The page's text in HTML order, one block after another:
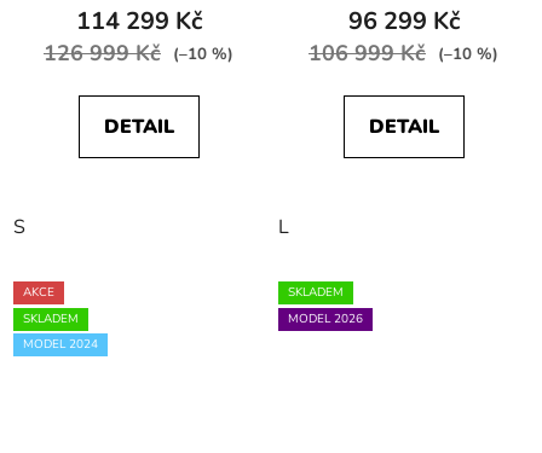
114 299 Kč
126 999 Kč (–10 %)
DETAIL
S
96 299 Kč
106 999 Kč (–10 %)
DETAIL
L
AKCE
SKLADEM
MODEL 2024
SKLADEM
MODEL 2026